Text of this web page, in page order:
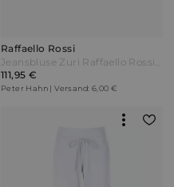
Raffaello Rossi
Jeansbluse Zuri Raffaello Rossi denim Blau
111,95 €
Peter Hahn | Versand: 6,00 €